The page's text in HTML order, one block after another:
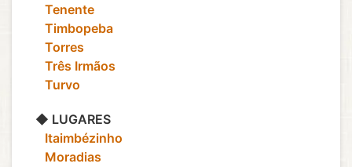
‎ ‎ ‎ Tenente
‎ ‎ ‎ Timbopeba
‎ ‎ ‎ Torres
‎ ‎ ‎ Três Irmãos
‎ ‎ ‎ Turvo
◆ LUGARES
‎ ‎ ‎ Itaimbézinho
‎ ‎ ‎ Moradias